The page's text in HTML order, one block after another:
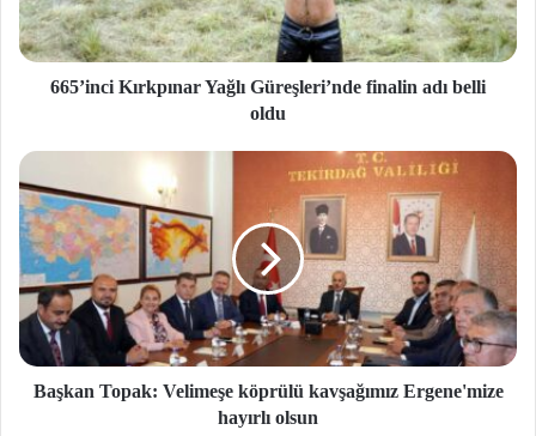
665’inci Kırkpınar Yağlı Güreşleri’nde finalin adı belli
oldu
Başkan Topak: Velimeşe köprülü kavşağımız Ergene'mize
hayırlı olsun